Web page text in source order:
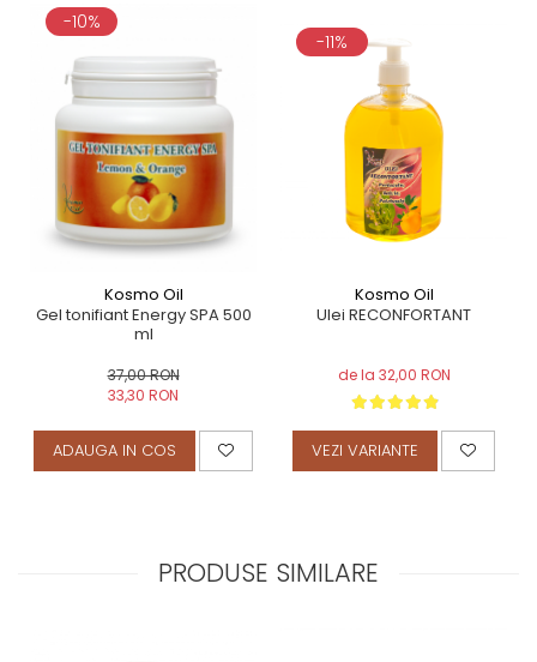
-10%
Kosmo Oil
Gel tonifiant Energy SPA 500
ml
37,00 RON
33,30 RON
ADAUGA IN COS
-11%
Kosmo Oil
Ulei RECONFORTANT
de la 32,00 RON
VEZI VARIANTE
PRODUSE SIMILARE